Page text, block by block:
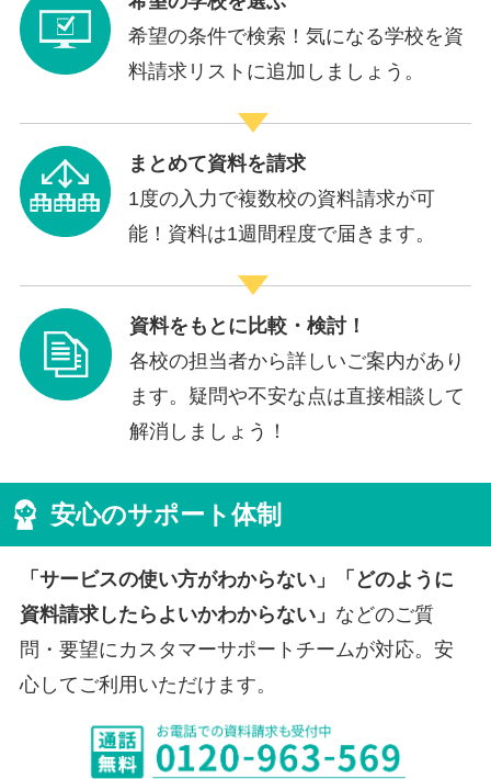
希望の条件で検索！気になる学校を資
料請求リストに追加しましょう。
まとめて資料を請求
1度の入力で複数校の資料請求が可
能！資料は1週間程度で届きます。
資料をもとに比較・検討！
各校の担当者から詳しいご案内があり
ます。疑問や不安な点は直接相談して
解消しましょう！
安心のサポート体制
「サービスの使い方がわからない」「どのように
資料請求したらよいかわからない」 などのご質
問・要望にカスタマーサポートチームが対応。安
心してご利用いただけます。